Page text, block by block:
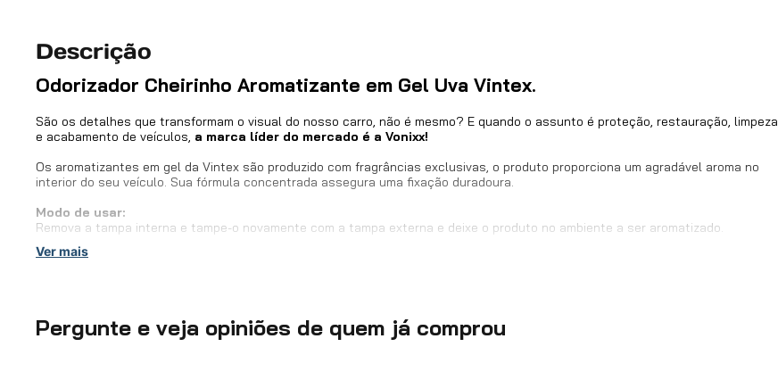
Descrição
Odorizador Cheirinho Aromatizante em Gel Uva Vintex.
São os detalhes que transformam o visual do nosso carro, não é mesmo? E quando o assunto é proteção, restauração, limpeza
e acabamento de veículos, a marca líder do mercado é a Vonixx!
Os aromatizantes em gel da Vintex são produzido com fragrâncias exclusivas, o produto proporciona um agradável aroma no
interior do seu veículo. Sua fórmula concentrada assegura uma fixação duradoura.
Modo de usar:
Remova a tampa interna e tampe-o novamente com a tampa externa e deixe o produto no ambiente a ser aromatizado.
Ver mais
Pergunte e veja opiniões de quem já comprou